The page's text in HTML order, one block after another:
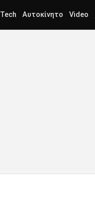
Tech Αυτοκίνητο Video